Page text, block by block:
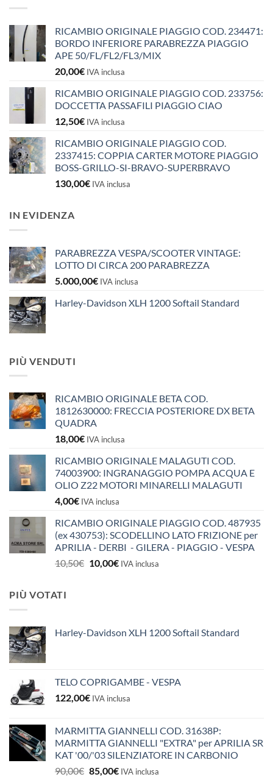
RICAMBIO ORIGINALE PIAGGIO COD. 234471:
BORDO INFERIORE PARABREZZA PIAGGIO
APE 50/FL/FL2/FL3/MIX
20,00€ IVA inclusa
RICAMBIO ORIGINALE PIAGGIO COD. 233756:
DOCCETTA PASSAFILI PIAGGIO CIAO
12,50€ IVA inclusa
RICAMBIO ORIGINALE PIAGGIO COD.
2337415: COPPIA CARTER MOTORE PIAGGIO
BOSS-GRILLO-SI-BRAVO-SUPERBRAVO
130,00€ IVA inclusa
IN EVIDENZA
PARABREZZA VESPA/SCOOTER VINTAGE:
LOTTO DI CIRCA 200 PARABREZZA
5.000,00€ IVA inclusa
Harley-Davidson XLH 1200 Softail Standard
PIÙ VENDUTI
RICAMBIO ORIGINALE BETA COD.
1812630000: FRECCIA POSTERIORE DX BETA
QUADRA
18,00€ IVA inclusa
RICAMBIO ORIGINALE MALAGUTI COD.
74003900: INGRANAGGIO POMPA ACQUA E
OLIO Z22 MOTORI MINARELLI MALAGUTI
4,00€ IVA inclusa
RICAMBIO ORIGINALE PIAGGIO COD. 487935
(ex 430753): SCODELLINO LATO FRIZIONE per
APRILIA - DERBI - GILERA - PIAGGIO - VESPA
10,50€ Il
10,00€IlIVA inclusa
PIÙ VOTATI
Harley-Davidson XLH 1200 Softail Standard
TELO COPRIGAMBE - VESPA
122,00€ IVA inclusa
MARMITTA GIANNELLI COD. 31638P:
MARMITTA GIANNELLI "EXTRA" per APRILIA SR
KAT '00/'03 SILENZIATORE IN CARBONIO
90,00€ Il
85,00€IlIVA inclusa